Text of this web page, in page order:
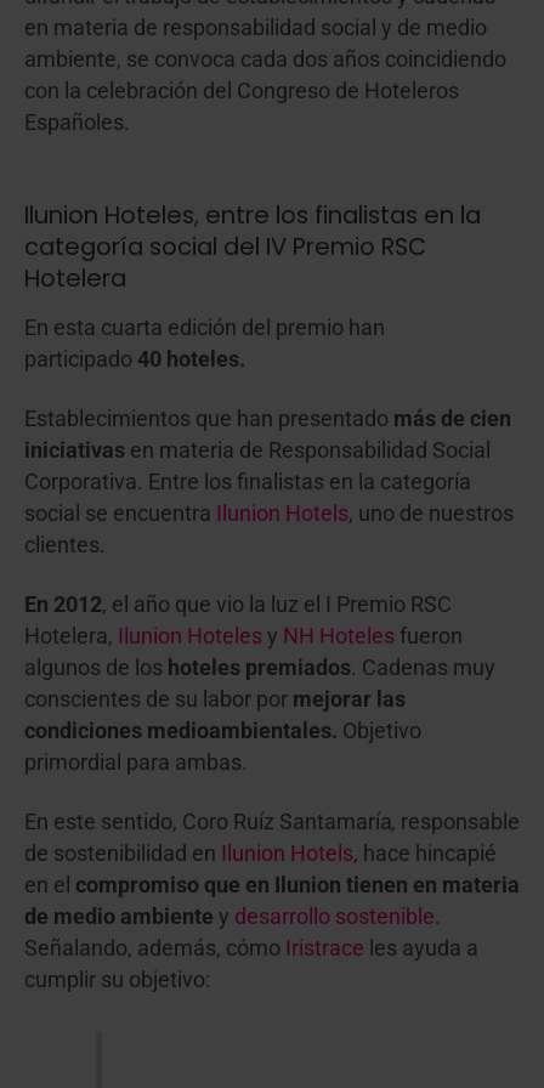
en materia de responsabilidad social y de medio
ambiente, se convoca cada dos años coincidiendo
con la celebración del Congreso de Hoteleros
Españoles.
Ilunion Hoteles, entre los finalistas en la
categoría social del IV Premio RSC
Hotelera
En esta cuarta edición del premio han
participado 40 hoteles.
Establecimientos que han presentado más de cien
iniciativas en materia de Responsabilidad Social
Corporativa. Entre los finalistas en la categoría
social se encuentra Ilunion Hotels, uno de nuestros
clientes.
En 2012, el año que vio la luz el I Premio RSC
Hotelera, Ilunion Hoteles y NH Hoteles fueron
algunos de los hoteles premiados. Cadenas muy
conscientes de su labor por mejorar las
condiciones medioambientales. Objetivo
primordial para ambas.
En este sentido, Coro Ruíz Santamaría, responsable
de sostenibilidad en
Ilunion Hotels, hace hincapié
en el compromiso que en Ilunion tienen en materia
de medio ambiente y desarrollo sostenible.
Señalando, además, cómo Iristrace les ayuda a
cumplir su objetivo: